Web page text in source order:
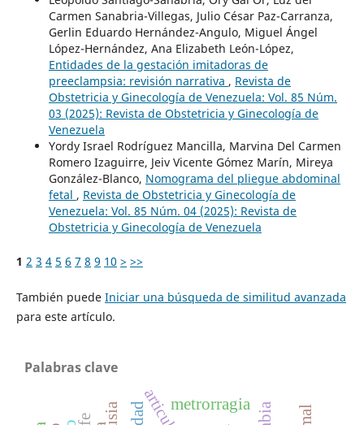
Carmen Sanabria-Villegas, Julio César Paz-Carranza,
Gerlin Eduardo Hernández-Angulo, Miguel Ángel
López-Hernández, Ana Elizabeth León-López,
Entidades de la gestación imitadoras de
preeclampsia: revisión narrativa , Revista de
Obstetricia y Ginecología de Venezuela: Vol. 85 Núm.
03 (2025): Revista de Obstetricia y Ginecología de
Venezuela
Yordy Israel Rodríguez Mancilla, Marvina Del Carmen
Romero Izaguirre, Jeiv Vicente Gómez Marín, Mireya
González-Blanco, Nomograma del pliegue abdominal
fetal , Revista de Obstetricia y Ginecología de
Venezuela: Vol. 85 Núm. 04 (2025): Revista de
Obstetricia y Ginecología de Venezuela
1 2 3 4 5 6 7 8 9 10 > >>
También puede Iniciar una búsqueda de similitud avanzada
para este artículo.
Palabras clave
metrorragia